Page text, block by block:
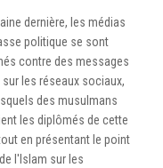
dernière, les médias
politique se sont
contre des messages
les réseaux sociaux,
des musulmans
les diplômés de cette
en présentant le point
l'Islam sur les